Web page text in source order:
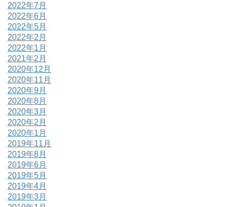
2022年7月
2022年6月
2022年5月
2022年2月
2022年1月
2021年2月
2020年12月
2020年11月
2020年9月
2020年8月
2020年3月
2020年2月
2020年1月
2019年11月
2019年8月
2019年6月
2019年5月
2019年4月
2019年3月